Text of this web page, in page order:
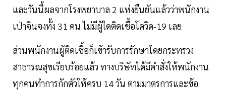
และวันนี้ผลจากโรงพยาบาล 2 แห่งยืนยันแล้วว่าพนักงาน
เป่าจินจงทั้ง 31 คน ไม่มีผู้ใดติดเชื้อโควิด-19 เลย
ส่วนพนักงานผู้ติดเชื้อก็เข้ารับการรักษาโดยกระทรวง
สาธารณสุขเรียบร้อยแล้ว ทางบริษัทได้มีคำสั่งให้พนักงาน
ทุกคนทำการกักตัวให้ครบ 14 วัน ตามมาตรการและข้อ